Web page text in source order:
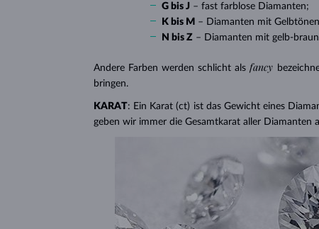
G bis J – fast farblose Diamanten;
K bis M – Diamanten mit
N bis Z – Diamanten mit gelb-
Andere Farben werden schlicht als fancy
bringen.
KARAT: Ein Karat (ct) ist das Gewicht eines
geben wir immer die Gesamtkarat aller Diamanten